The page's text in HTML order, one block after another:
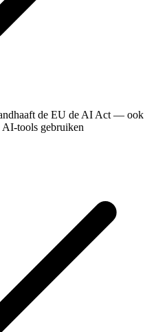
de EU de AI Act — ook
tools gebruiken